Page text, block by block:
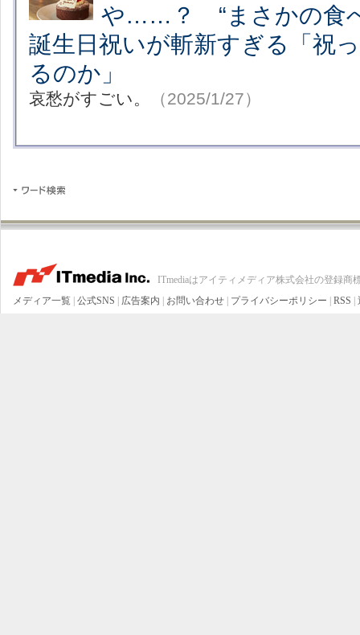
や……？ “まさかの食
誕生日祝いが斬新すぎる「祝
るのか」
哀愁がすごい。 （2025/1/27）
ITmediaはアイティメディア株式会社の登録商
メディア一覧 | 公式SNS | 広告案内 | お問い合わせ | プライバシーポリシー | RSS |